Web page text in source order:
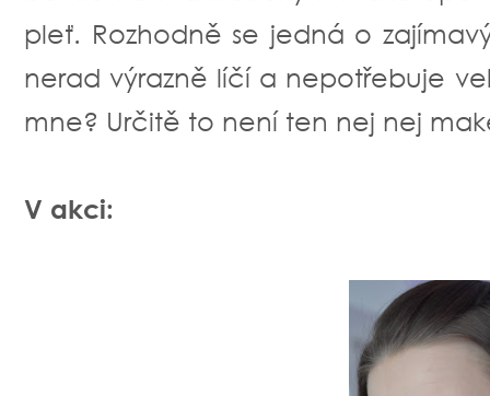
pleť. Rozhodně se jedná o
nerad výrazně líčí a nepotřebuje
mne? Určitě to není ten nej nej
V akci: